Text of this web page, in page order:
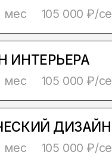
на художественные
дизайнерами и
экскурсии в
пространствах,
различных конкурсах и
сообщество